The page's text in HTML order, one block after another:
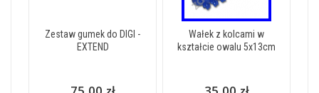
Zestaw gumek do DIGI -
EXTEND
Wałek z kolcami w
kształcie owalu 5x13cm